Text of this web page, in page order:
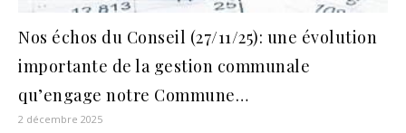
Nos échos du Conseil (27/11/25): une évolution
importante de la gestion communale
qu’engage notre Commune…
2 décembre 2025